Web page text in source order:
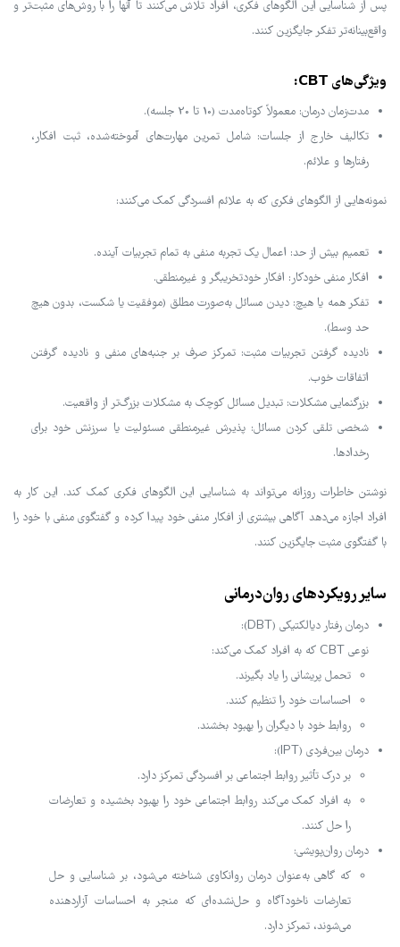
پس از شناسایی این الگوهای فکری، افراد تلاش می‌کنند تا آنها را با روش‌های مثبت‌تر و
واقع‌بینانه‌تر تفکر جایگزین کنند.
ویژگی‌های CBT:
مدت‌زمان درمان: معمولاً کوتاه‌مدت (10 تا 20 جلسه).
تکالیف خارج از جلسات: شامل تمرین مهارت‌های آموخته‌شده، ثبت افکار،
رفتارها و علائم.
نمونه‌هایی از الگوهای فکری که به علائم افسردگی کمک می‌کنند:
تعمیم بیش از حد: اعمال یک تجربه منفی به تمام تجربیات آینده.
افکار منفی خودکار: افکار خودتخریبگر و غیرمنطقی.
تفکر همه یا هیچ: دیدن مسائل به‌صورت مطلق (موفقیت یا شکست، بدون هیچ
حد وسط).
نادیده گرفتن تجربیات مثبت: تمرکز صرف بر جنبه‌های منفی و نادیده گرفتن
اتفاقات خوب.
بزرگنمایی مشکلات: تبدیل مسائل کوچک به مشکلات بزرگ‌تر از واقعیت.
شخصی تلقی کردن مسائل: پذیرش غیرمنطقی مسئولیت یا سرزنش خود برای
رخدادها.
نوشتن خاطرات روزانه می‌تواند به شناسایی این الگوهای فکری کمک کند. این کار به
افراد اجازه می‌دهد آگاهی بیشتری از افکار منفی خود پیدا کرده و گفتگوی منفی با خود را
با گفتگوی مثبت جایگزین کنند.
سایر رویکردهای روان‌درمانی
درمان رفتار دیالکتیکی (DBT):
نوعی CBT که به افراد کمک می‌کند:
تحمل پریشانی را یاد بگیرند.
احساسات خود را تنظیم کنند.
روابط خود با دیگران را بهبود بخشند.
درمان بین‌فردی (IPT):
بر درک تأثیر روابط اجتماعی بر افسردگی تمرکز دارد.
به افراد کمک می‌کند روابط اجتماعی خود را بهبود بخشیده و تعارضات
را حل کنند.
درمان روان‌پویشی:
که گاهی به‌عنوان درمان روانکاوی شناخته می‌شود، بر شناسایی و حل
تعارضات ناخودآگاه و حل‌نشده‌ای که منجر به احساسات آزاردهنده
می‌شوند، تمرکز دارد.